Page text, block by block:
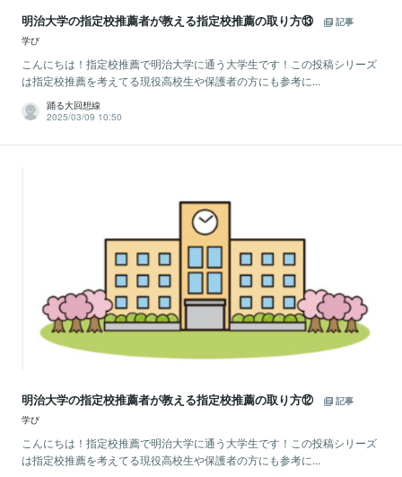
明治大学の指定校推薦者が教える指定校推薦の取り方⑬
記事
学び
こんにちは！指定校推薦で明治大学に通う大学生です！この投稿シリーズ
は指定校推薦を考えてる現役高校生や保護者の方にも参考に...
踊る大回想線
2025/03/09 10:50
明治大学の指定校推薦者が教える指定校推薦の取り方⑫
記事
学び
こんにちは！指定校推薦で明治大学に通う大学生です！この投稿シリーズ
は指定校推薦を考えてる現役高校生や保護者の方にも参考に...